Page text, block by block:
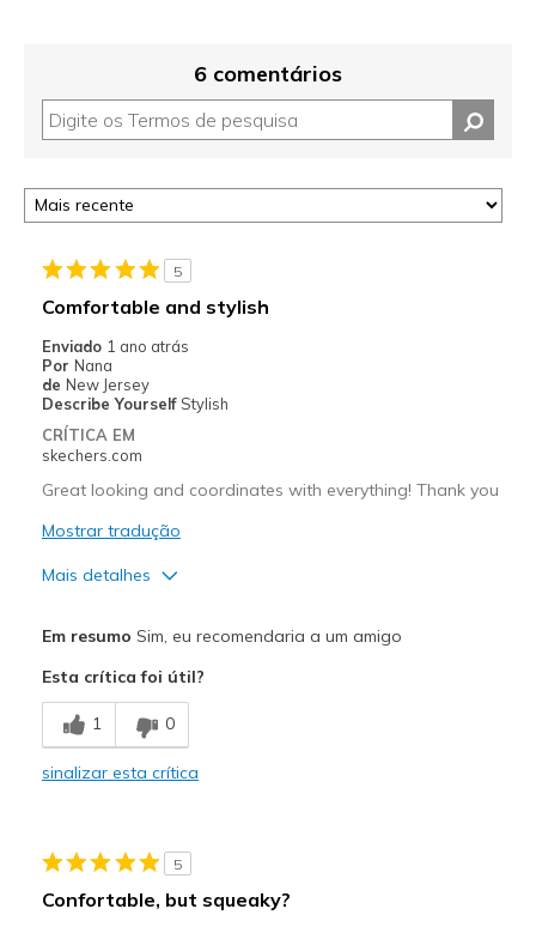
6 comentários
5
Comfortable and stylish
Enviado 1 ano atrás
Por Nana
de New Jersey
Describe Yourself Stylish
CRÍTICA EM
skechers.com
Great looking and coordinates with everything! Thank you
Mostrar tradução
Mais detalhes
Breathe Well
Comfortable
Melhores utilizações
Em resumo Sim, eu recomendaria a um amigo
Esta crítica foi útil?
1 0
sinalizar esta crítica
5
Confortable, but squeaky?